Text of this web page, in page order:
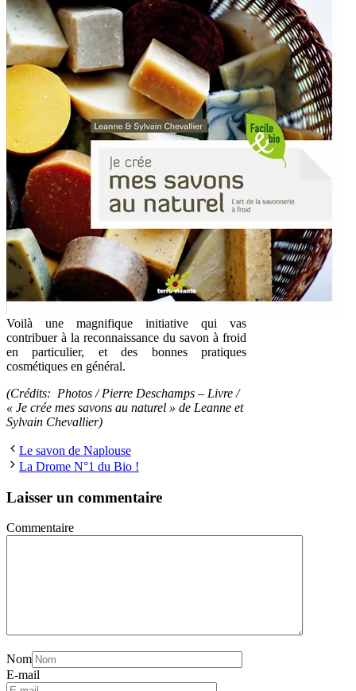
Voilà une magnifique initiative qui vas
contribuer à la reconnaissance du savon à froid
en particulier, et des bonnes pratiques
cosmétiques en général.
(Crédits: Photos / Pierre Deschamps – Livre /
« Je crée mes savons au naturel » de Leanne et
Sylvain Chevallier)
Le savon de Naplouse
La Drome N°1 du Bio !
Laisser un commentaire
Commentaire
Nom
E-mail